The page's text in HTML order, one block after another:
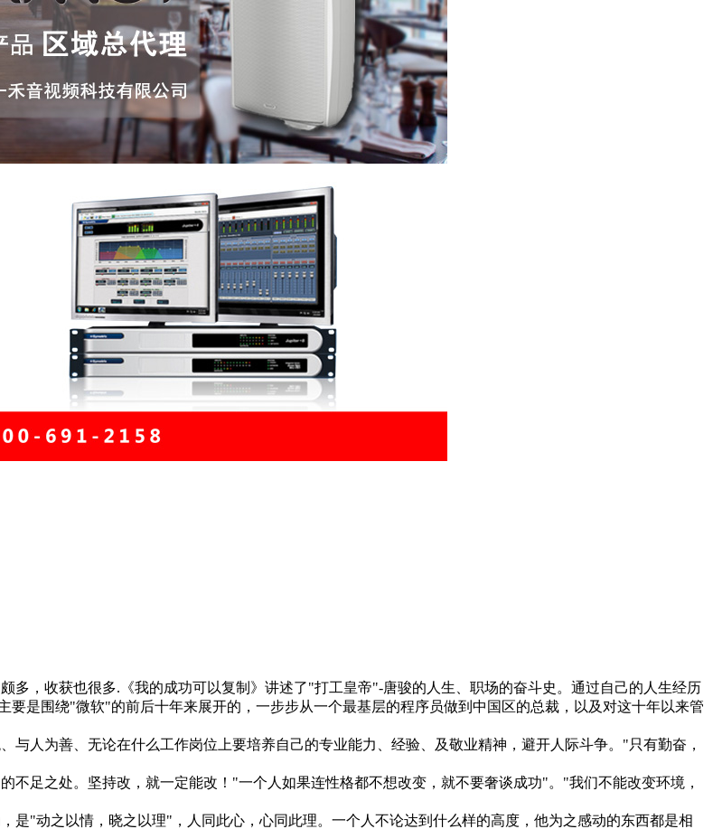
，收获也很多.《我的成功可以复制》讲述了"打工皇帝"-唐骏的人生、职场的奋斗史。通过自己的人生经历
是围绕"微软"的前后十年来展开的，一步步从一个最基层的程序员做到中国区的总裁，以及对这十年以来管
为善、无论在什么工作岗位上要培养自己的专业能力、经验、及敬业精神，避开人际斗争。"只有勤奋，
之处。坚持改，就一定能改！"一个人如果连性格都不想改变，就不要奢谈成功"。"我们不能改变环境，
"动之以情，晓之以理"，人同此心，心同此理。一个人不论达到什么样的高度，他为之感动的东西都是相